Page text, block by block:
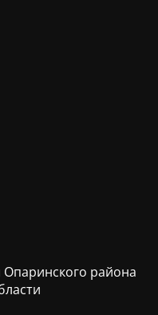
района